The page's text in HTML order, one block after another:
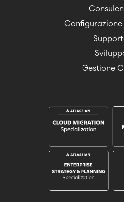
Configurazione
Gestione